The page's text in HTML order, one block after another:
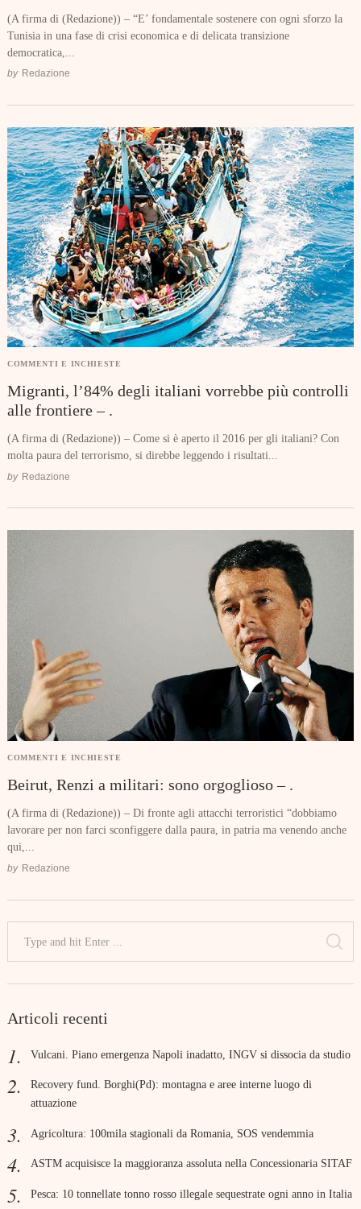
(A firma di (Redazione)) – “E’ fondamentale sostenere con ogni sforzo la
Tunisia in una fase di crisi economica e di delicata transizione
democratica,...
by Redazione
COMMENTI E INCHIESTE
Migranti, l’84% degli italiani vorrebbe più controlli
alle frontiere – .
(A firma di (Redazione)) – Come si è aperto il 2016 per gli italiani? Con
molta paura del terrorismo, si direbbe leggendo i risultati...
by Redazione
COMMENTI E INCHIESTE
Beirut, Renzi a militari: sono orgoglioso – .
(A firma di (Redazione)) – Di fronte agli attacchi terroristici “dobbiamo
lavorare per non farci sconfiggere dalla paura, in patria ma venendo anche
qui,...
by Redazione
Search
Articoli recenti
Vulcani. Piano emergenza Napoli inadatto, INGV si dissocia da studio
Recovery fund. Borghi(Pd): montagna e aree interne luogo di
attuazione
Agricoltura: 100mila stagionali da Romania, SOS vendemmia
ASTM acquisisce la maggioranza assoluta nella Concessionaria SITAF
Pesca: 10 tonnellate tonno rosso illegale sequestrate ogni anno in Italia